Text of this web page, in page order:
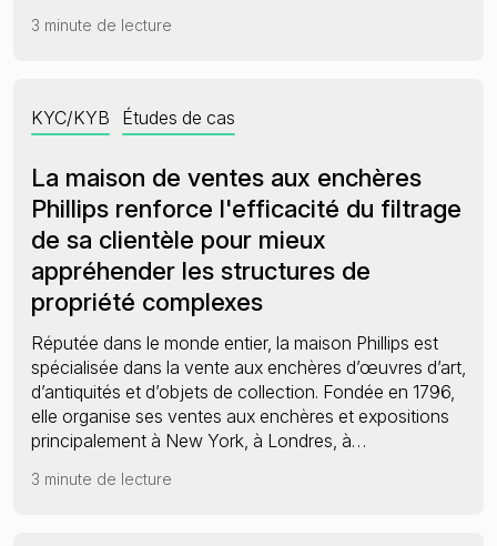
3 minute de lecture
KYC/KYB Études de cas
La maison de ventes aux enchères
Phillips renforce l'efficacité du filtrage
de sa clientèle pour mieux
appréhender les structures de
propriété complexes
Réputée dans le monde entier, la maison Phillips est
spécialisée dans la vente aux enchères d’œuvres d’art,
d’antiquités et d’objets de collection. Fondée en 1796,
elle organise ses ventes aux enchères et expositions
principalement à New York, à Londres, à…
3 minute de lecture